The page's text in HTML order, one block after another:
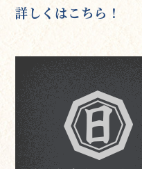
詳しくはこちら！